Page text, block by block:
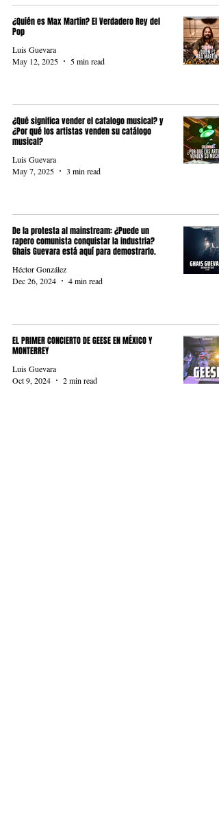
¿Quién es Max Martin? El Verdadero Rey del
Pop
Luis Guevara
May 12, 2025
5 min read
¿Qué significa vender el catalogo musical? y
¿Por qué los artistas venden su catálogo
musical?
Luis Guevara
May 7, 2025
3 min read
De la protesta al mainstream: ¿Puede un
rapero comunista conquistar la industria?
Ghais Guevara está aquí para demostrarlo.
Héctor González
Dec 26, 2024
4 min read
EL PRIMER CONCIERTO DE GEESE EN MÉXICO Y
MONTERREY
Luis Guevara
Oct 9, 2024
2 min read